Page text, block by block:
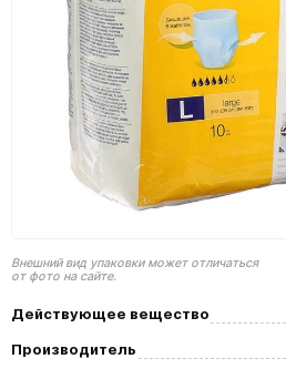
Внешний вид упаковки может отличаться
от фото на сайте.
Действующее вещество
Производитель